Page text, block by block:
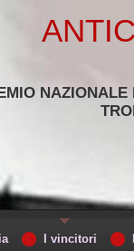
I vincitori